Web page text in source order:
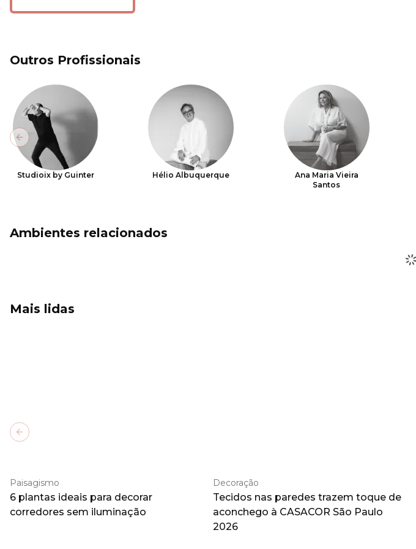
Outros Profissionais
Studioix by Guinter Hélio Albuquerque
Ana Maria Vieira
Santos
Previous slide
Ambientes relacionados
Mais lidas
Paisagismo
6 plantas ideais para decorar
corredores sem iluminação
Decoração
Tecidos nas paredes trazem toque de
aconchego à CASACOR São Paulo
2026
Previous slide